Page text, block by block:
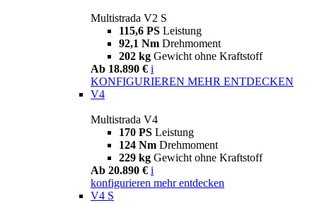
Multistrada V2 S
115,6 PS Leistung
92,1 Nm Drehmoment
202 kg Gewicht ohne Kraftstoff
Ab 18.890 € i
KONFIGURIEREN MEHR ENTDECKEN
V4
Multistrada V4
170 PS Leistung
124 Nm Drehmoment
229 kg Gewicht ohne Kraftstoff
Ab 20.890 € i
konfigurieren mehr entdecken
V4 S